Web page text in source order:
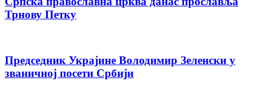
Трнову Петку
Председник Украјине Володимир Зеленски у
званичној посети Србији